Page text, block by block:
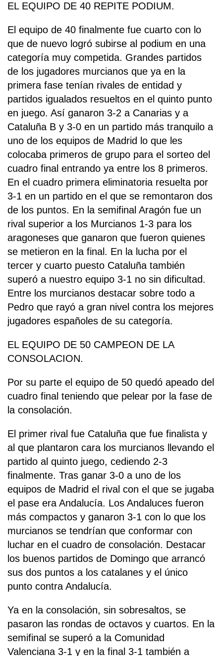
EL EQUIPO DE 40 REPITE PODIUM.
El equipo de 40 finalmente fue cuarto con lo
que de nuevo logró subirse al podium en una
categoría muy competida. Grandes partidos
de los jugadores murcianos que ya en la
primera fase tenían rivales de entidad y
partidos igualados resueltos en el quinto punto
en juego. Así ganaron 3-2 a Canarias y a
Cataluña B y 3-0 en un partido más tranquilo a
uno de los equipos de Madrid lo que les
colocaba primeros de grupo para el sorteo del
cuadro final entrando ya entre los 8 primeros.
En el cuadro primera eliminatoria resuelta por
3-1 en un partido en el que se remontaron dos
de los puntos. En la semifinal Aragón fue un
rival superior a los Murcianos 1-3 para los
aragoneses que ganaron que fueron quienes
se metieron en la final. En la lucha por el
tercer y cuarto puesto Cataluña también
superó a nuestro equipo 3-1 no sin dificultad.
Entre los murcianos destacar sobre todo a
Pedro que rayó a gran nivel contra los mejores
jugadores españoles de su categoría.
EL EQUIPO DE 50 CAMPEON DE LA
CONSOLACION.
Por su parte el equipo de 50 quedó apeado del
cuadro final teniendo que pelear por la fase de
la consolación.
El primer rival fue Cataluña que fue finalista y
al que plantaron cara los murcianos llevando el
partido al quinto juego, cediendo 2-3
finalmente. Tras ganar 3-0 a uno de los
equipos de Madrid el rival con el que se jugaba
el pase era Andalucía. Los Andaluces fueron
más compactos y ganaron 3-1 con lo que los
murcianos se tendrían que conformar con
luchar en el cuadro de consolación. Destacar
los buenos partidos de Domingo que arrancó
sus dos puntos a los catalanes y el único
punto contra Andalucía.
Ya en la consolación, sin sobresaltos, se
pasaron las rondas de octavos y cuartos. En la
semifinal se superó a la Comunidad
Valenciana 3-1 y en la final 3-1 también a